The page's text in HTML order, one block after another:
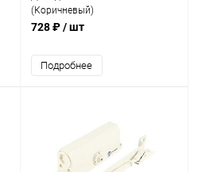
(Коричневый)
728 ₽/ шт
Подробнее